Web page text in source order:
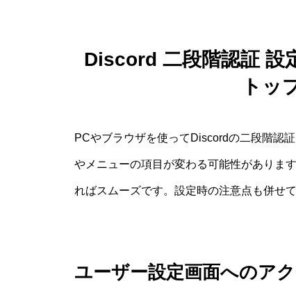
Discord 二段階認証 設
トッ
PCやブラウザを使ってDiscordの二段階認
やメニューの項目が変わる可能性がありま
ればスムーズです。設定時の注意点も併せ
ユーザー設定画面へのア